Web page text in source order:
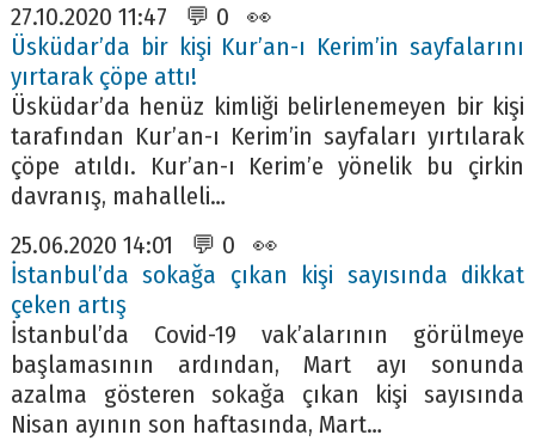
27.10.2020 11:47 💬 0 👀
Üsküdar’da bir kişi Kur’an-ı Kerim’in sayfalarını
yırtarak çöpe attı!
Üsküdar’da henüz kimliği belirlenemeyen bir kişi
tarafından Kur’an-ı Kerim’in sayfaları yırtılarak
çöpe atıldı. Kur’an-ı Kerim’e yönelik bu çirkin
davranış, mahalleli…
25.06.2020 14:01 💬 0 👀
İstanbul’da sokağa çıkan kişi sayısında dikkat
çeken artış
İstanbul’da Covid-19 vak’alarının görülmeye
başlamasının ardından, Mart ayı sonunda
azalma gösteren sokağa çıkan kişi sayısında
Nisan ayının son haftasında, Mart…